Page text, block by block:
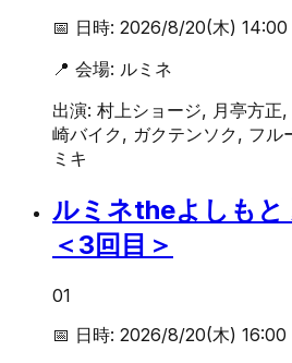
📅 日時: 2026/8/20(木) 14:00
📍 会場: ルミネ
出演: 村上ショージ, 月亭方正
崎バイク, ガクテンソク, フル
ミキ
ルミネtheよしもと
＜3回目＞
01
📅 日時: 2026/8/20(木) 16:00